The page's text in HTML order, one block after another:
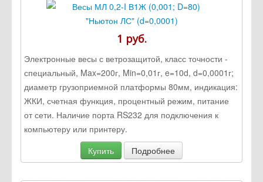
1 руб.
Электронные весы с ветрозащитой, класс точности -
специальный, Max=200г, Min=0,01г, e=10d, d=0,0001г;
диаметр грузоприемной платформы 80мм, индикация:
ЖКИ, счетная функция, процентный режим, питание
от сети. Наличие порта RS232 для подключения к
компьютеру или принтеру.
Купить
Подробнее